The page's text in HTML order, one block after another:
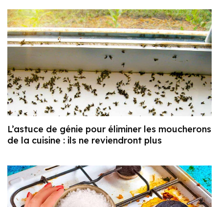
L’astuce de génie pour éliminer les moucherons
de la cuisine : ils ne reviendront plus